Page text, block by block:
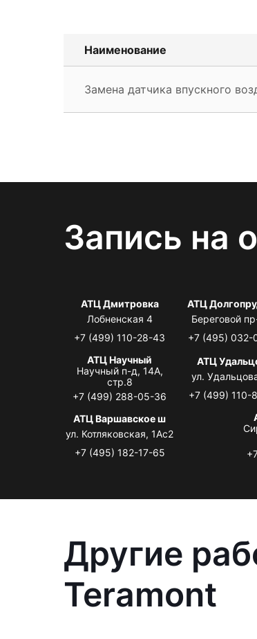
Наименование
Замена датчика впускного
Запись на
АТЦ Дмитровка
Лобненская 4
+7 (499) 110-28-43
АТЦ
Береговой
+7 (495) 032-
АТЦ Научный
Научный п-д, 14А,
стр.8
+7 (499) 288-05-36
АТЦ
ул.
+7 (499) 110-
АТЦ Варшавское ш
ул. Котляковская, 1Ас2
+7 (495) 182-17-65
Другие
Teramont